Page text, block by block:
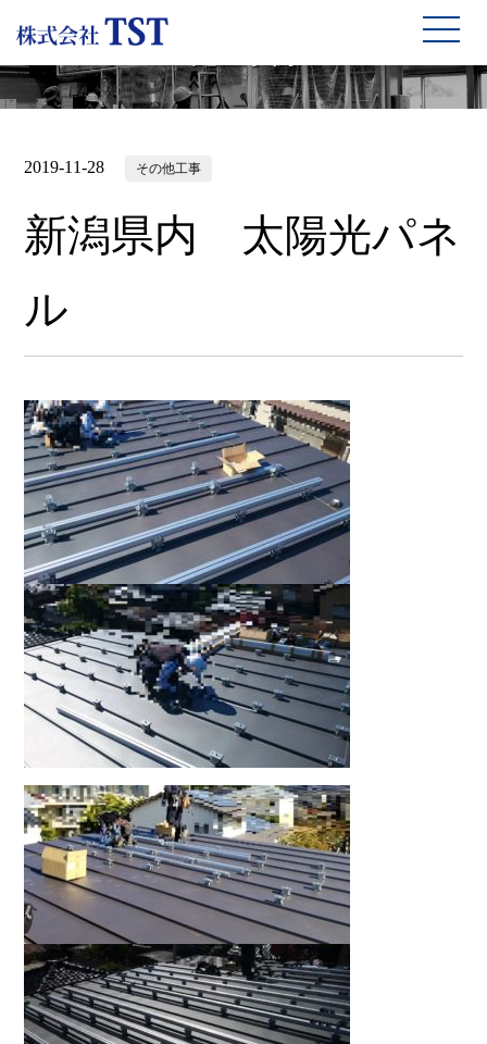
2019-11-28 その他工事
新潟県内 太陽光パネ
ル